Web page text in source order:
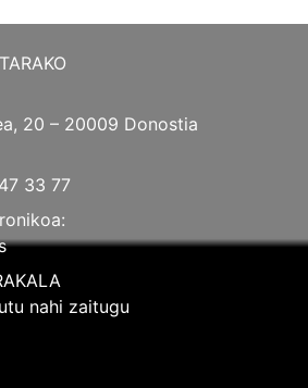
20 – 20009 Donostia
33 77
nahi zaitugu